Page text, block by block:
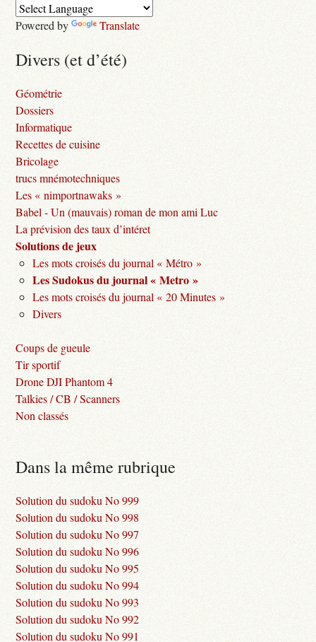
Powered by Translate
Divers (et d’été)
Géométrie
Dossiers
Informatique
Recettes de cuisine
Bricolage
trucs mnémotechniques
Les « nimportnawaks »
Babel - Un (mauvais) roman de mon ami Luc
La prévision des taux d’intéret
Solutions de jeux
Les mots croisés du journal « Métro »
Les Sudokus du journal « Metro »
Les mots croisés du journal « 20 Minutes »
Divers
Coups de gueule
Tir sportif
Drone DJI Phantom 4
Talkies / CB / Scanners
Non classés
Dans la même rubrique
Solution du sudoku No 999
Solution du sudoku No 998
Solution du sudoku No 997
Solution du sudoku No 996
Solution du sudoku No 995
Solution du sudoku No 994
Solution du sudoku No 993
Solution du sudoku No 992
Solution du sudoku No 991